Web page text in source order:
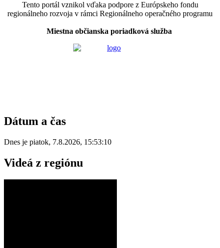
Tento portál vznikol vďaka podpore z Európskeho fondu
regionálneho rozvoja v rámci Regionálneho operačného programu
Miestna občianska poriadková služba
Dátum a čas
Dnes je piatok, 7.8.2026, 15:53:10
Videá z regiónu